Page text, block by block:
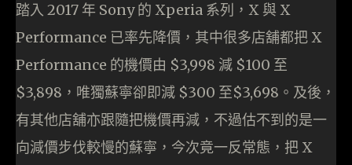
踏入 2017 年 Sony 的 Xperia 系列，X 與 X
Performance 已率先降價，其中很多店舖都把 X
Performance 的機價由 $3,998 減 $100 至
$3,898，唯獨蘇寧卻即減 $300 至$3,698。及後，
有其他店舖亦跟隨把機價再減，不過估不到的是一
向減價步伐較慢的蘇寧，今次竟一反常態，把 X